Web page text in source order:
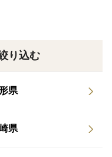
り込む
県
県